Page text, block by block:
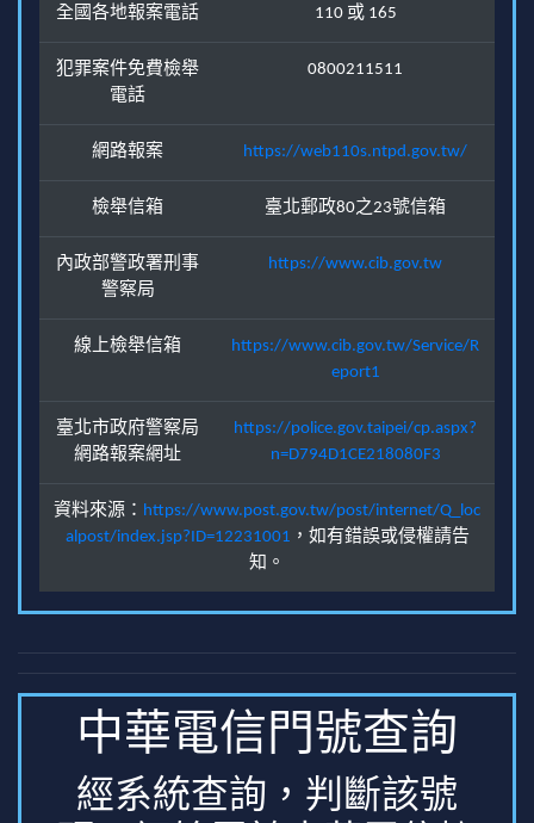
全國各地報案電話 110 或 165
犯罪案件免費檢舉
電話
0800211511
網路報案 https://web110s.ntpd.gov.tw/
檢舉信箱 臺北郵政80之23號信箱
內政部警政署刑事
警察局
https://www.cib.gov.tw
線上檢舉信箱
https://www.cib.gov.tw/Service/R
eport1
臺北市政府警察局
網路報案網址
https://police.gov.taipei/cp.aspx?
n=D794D1CE218080F3
資料來源： https://www.post.gov.tw/post/internet/Q_loc
alpost/index.jsp?ID=12231001 ，如有錯誤或侵權請告
知。
中華電信門號查詢
經系統查詢，判斷該號